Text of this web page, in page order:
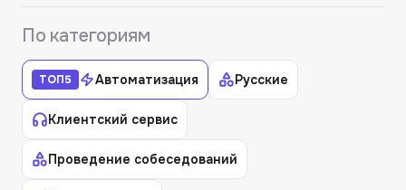
По категориям
ТОП5 Автоматизация Русские
Клиентский сервис
Проведение собеседований